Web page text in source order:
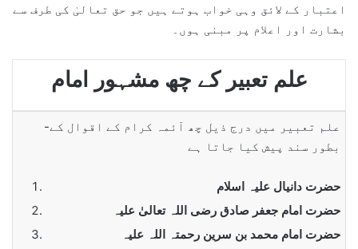
اعتبار کے لائق وہی خواب ہوتے ہیں جو حق تعالیٰ کی طرف سے
بشارت اور اعلام پر مبنی ہوں۔
علم تعبیر کے چھ مشہور امام
-علم تعبیر میں درج ذیل چھ آئمہ کرام کے اقوال کے
بطور سند پیش کیا جاتا ہے
حضرت دانیال علیہ اسلام
حضرت امام جعفر صادق رضی اللہ تعالیٰ علیہ
حضرت امام محمد بن سرین رحمتہ اللہ علیہ